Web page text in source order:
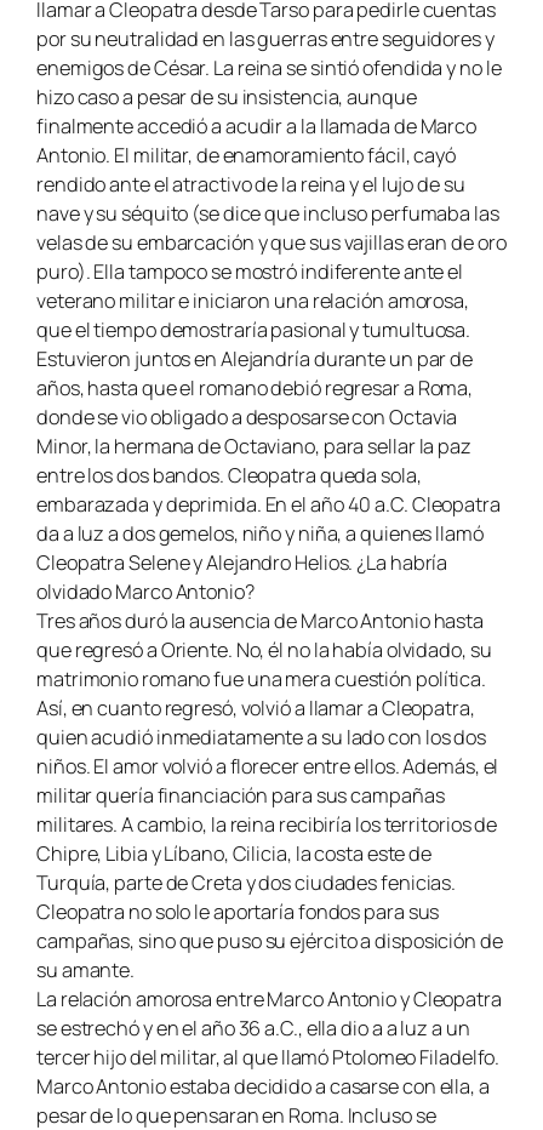
llamar a Cleopatra desde Tarso para pedirle cuentas
por su neutralidad en las guerras entre seguidores y
enemigos de César. La reina se sintió ofendida y no le
hizo caso a pesar de su insistencia, aunque
finalmente accedió a acudir a la llamada de Marco
Antonio. El militar, de enamoramiento fácil, cayó
rendido ante el atractivo de la reina y el lujo de su
nave y su séquito (se dice que incluso perfumaba las
velas de su embarcación y que sus vajillas eran de oro
puro). Ella tampoco se mostró indiferente ante el
veterano militar e iniciaron una relación amorosa,
que el tiempo demostraría pasional y tumultuosa.
Estuvieron juntos en Alejandría durante un par de
años, hasta que el romano debió regresar a Roma,
donde se vio obligado a desposarse con Octavia
Minor, la hermana de Octaviano, para sellar la paz
entre los dos bandos. Cleopatra queda sola,
embarazada y deprimida. En el año 40 a.C. Cleopatra
da a luz a dos gemelos, niño y niña, a quienes llamó
Cleopatra Selene y Alejandro Helios. ¿La habría
olvidado Marco Antonio?
Tres años duró la ausencia de Marco Antonio hasta
que regresó a Oriente. No, él no la había olvidado, su
matrimonio romano fue una mera cuestión política.
Así, en cuanto regresó, volvió a llamar a Cleopatra,
quien acudió inmediatamente a su lado con los dos
niños. El amor volvió a florecer entre ellos. Además, el
militar quería financiación para sus campañas
militares. A cambio, la reina recibiría los territorios de
Chipre, Libia y Líbano, Cilicia, la costa este de
Turquía, parte de Creta y dos ciudades fenicias.
Cleopatra no solo le aportaría fondos para sus
campañas, sino que puso su ejército a disposición de
su amante.
La relación amorosa entre Marco Antonio y Cleopatra
se estrechó y en el año 36 a.C., ella dio a a luz a un
tercer hijo del militar, al que llamó Ptolomeo Filadelfo.
Marco Antonio estaba decidido a casarse con ella, a
pesar de lo que pensaran en Roma. Incluso se